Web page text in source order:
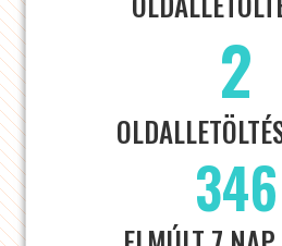
2
346